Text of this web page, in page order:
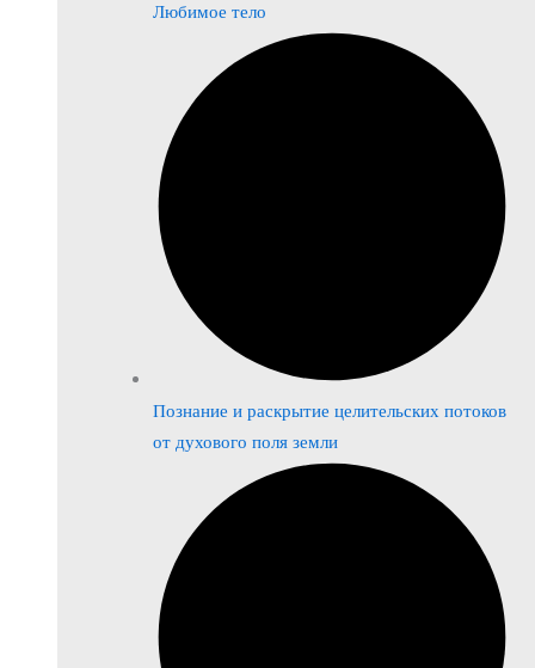
Любимое тело
Познание и раскрытие целительских потоков
от духового поля земли